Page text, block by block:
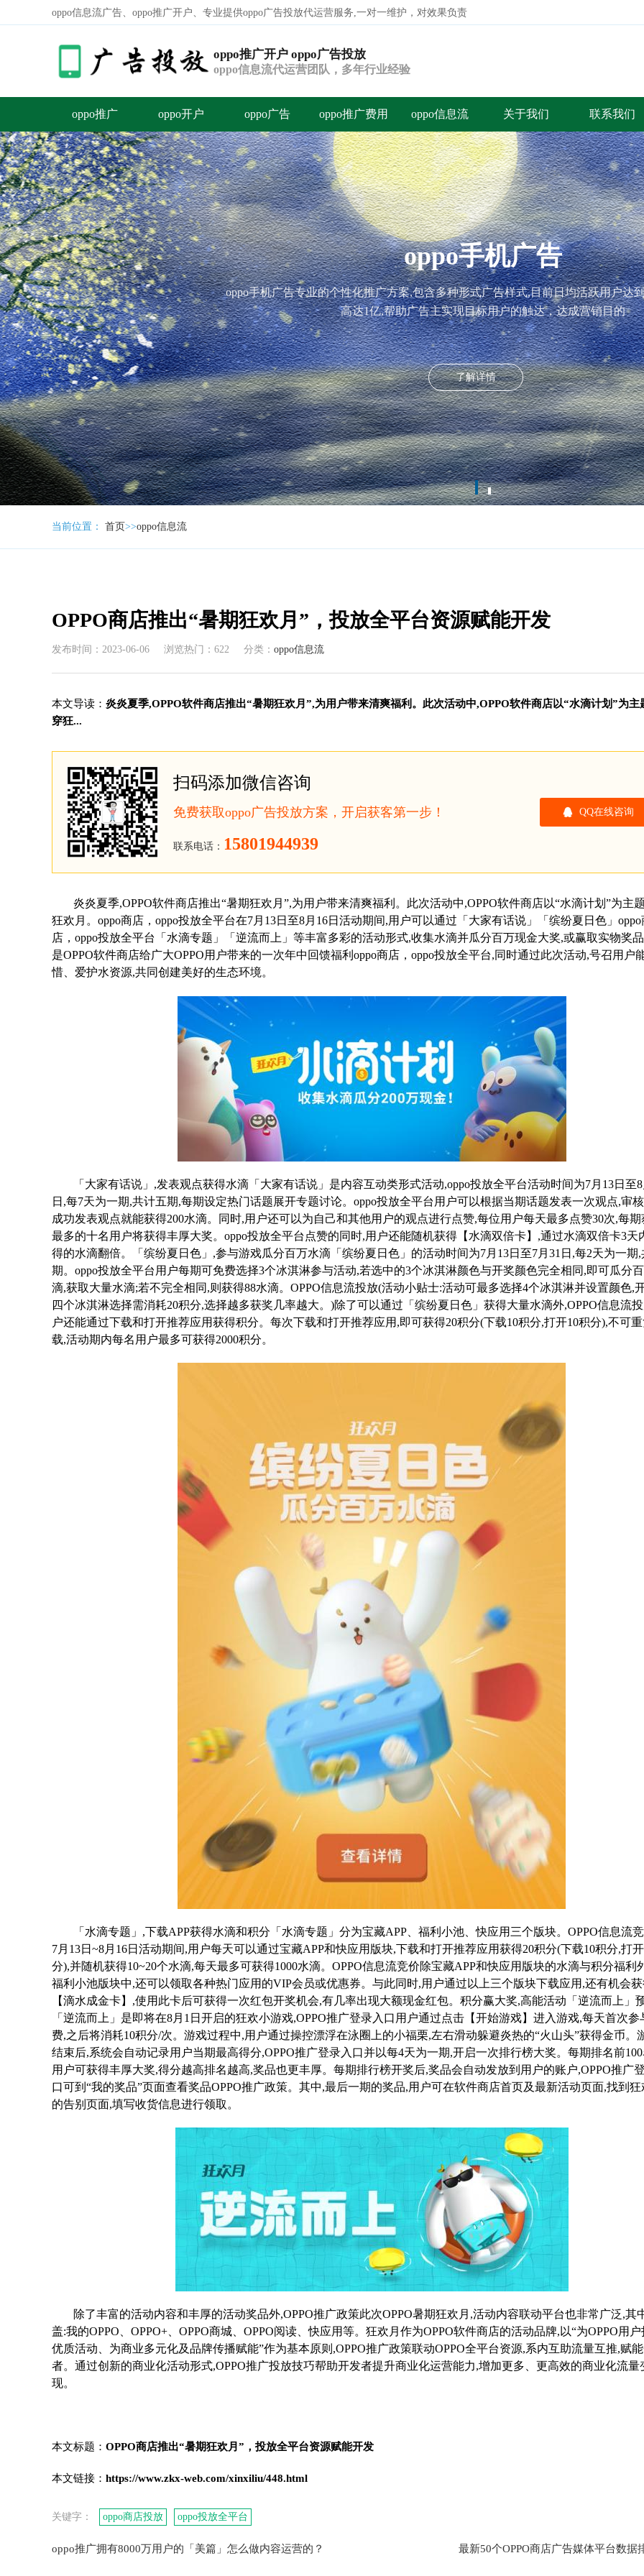
oppo信息流广告、oppo推广开户、专业提供oppo广告投放代运营服务,一对一维护，对效果负责
oppo推广开户 oppo广告投放
oppo信息流代运营团队，多年行业经验
oppo推广 oppo开户 oppo广告 oppo推广费用 oppo信息流 关于我们 联系我们
oppo手机广告
oppo手机广告专业的个性化推广方案,包含多种形式广告样式,目前日均活跃用户达
高达1亿,帮助广告主实现目标用户的触达，达成营销目的
了解详情
当前位置： 首页>>oppo信息流
源赋能开发
OPPO商店推出“暑期狂欢月”，投放全平台资源赋能开发
发布时间：2023-06-06 浏览热门：622 分类： oppo信息流
本文导读： 炎炎夏季,OPPO软件商店推出“暑期狂欢月”,为用户带来清爽福利。此次活动中,OPPO软件商店以“水滴计划”为主
穿狂...
扫码添加微信咨询
免费获取oppo广告投放方案，开启获客第一步！
联系电话： 15801944939
QQ在线咨询
炎炎夏季,OPPO软件商店推出“暑期狂欢月”,为用户带来清爽福利。 此次活动中,OPPO软件商店以“水滴计划”为主
狂欢月。oppo商店，oppo投放全平台在7月13日至8月16日活动期间,用户可以通过「大家有话说」「缤纷夏日色」oppo
店，oppo投放全平台「水滴专题」「逆流而上」等丰富多彩的活动形式,收集水滴并瓜分百万现金大奖,或赢取实物奖
是OPPO软件商店给广大OPPO用户带来的一次年中回馈福利oppo商店，oppo投放全平台,同时通过此次活动,号召用户
惜、爱护水资源,共同创建美好的生态环境。
「大家有话说」,发表观点获得水滴 「大家有话说」是内容互动类形式活动,oppo投放全平台活动时间为7月13日至
日,每7天为一期,共计五期,每期设定热门话题展开专题讨论。oppo投放全平台用户可以根据当期话题发表一次观点,审
成功发表观点就能获得200水滴。
同时,用户还可以为自己和其他用户的观点进行点赞,每位用户每天最多点赞30次,每期
最多的十名用户将获得丰厚大奖。oppo投放全平台点赞的同时,用户还能随机获得【水滴双倍卡】,通过水滴双倍卡3天
得的水滴翻倍。
「缤纷夏日色」,参与游戏瓜分百万水滴 「缤纷夏日色」的活动时间为7月13日至7月31日,每2天为一期
期。oppo投放全平台用户每期可免费选择3个冰淇淋参与活动,若选中的3个冰淇淋颜色与开奖颜色完全相同,即可瓜分
滴,获取大量水滴;若不完全相同,则获得88水滴。OPPO信息流投放(活动小贴士:活动可最多选择4个冰淇淋并设置颜色,
四个冰淇淋选择需消耗20积分,选择越多获奖几率越大。)除了可以通过「缤纷夏日色」获得大量水滴外,OPPO信息流
户还能通过下载和打开推荐应用获得积分。每次下载和打开推荐应用,即可获得20积分(下载10积分,打开10积分),不可
载,活动期内每名用户最多可获得2000积分。
「水滴专题」,下载APP获得水滴和积分 「水滴专题」分为宝藏APP、福利小池、快应用三个版块。OPPO信息流
7月13日~8月16日活动期间,用户每天可以通过宝藏APP和快应用版块,下载和打开推荐应用获得20积分(下载10积分,打
分),并随机获得10~20个水滴,每天最多可获得1000水滴。OPPO信息流竞价除宝藏APP和快应用版块的水滴与积分福利
福利小池版块中,还可以领取各种热门应用的VIP会员或优惠券。 与此同时,用户通过以上三个版块下载应用,还有机会
【滴水成金卡】,使用此卡后可获得一次红包开奖机会,有几率出现大额现金红包。 积分赢大奖,高能活动「逆流而上」
「逆流而上」是即将在8月1日开启的狂欢小游戏,OPPO推广登录入口用户通过点击【开始游戏】进入游戏,每天首次参
费,之后将消耗10积分/次。游戏过程中,用户通过操控漂浮在泳圈上的小福栗,左右滑动躲避炎热的“火山头”获得金币。
结束后,系统会自动记录用户当期最高得分,OPPO推广登录入口并以每4天为一期,开启一次排行榜大奖。每期排名前
用户可获得丰厚大奖,得分越高排名越高,奖品也更丰厚。 每期排行榜开奖后,奖品会自动发放到用户的账户,OPPO推广
口可到“我的奖品”页面查看奖品OPPO推广政策。其中,最后一期的奖品,用户可在软件商店首页及最新活动页面,找到狂
的告别页面,填写收货信息进行领取。
除了丰富的活动内容和丰厚的活动奖品外,OPPO推广政策此次OPPO暑期狂欢月,活动内容联动平台也非常广泛,其
盖:我的OPPO、OPPO+、OPPO商城、OPPO阅读、快应用等。 狂欢月作为OPPO软件商店的活动品牌,以“为OPPO用户
优质活动、为商业多元化及品牌传播赋能”作为基本原则,OPPO推广政策联动OPPO全平台资源,系内互助流量互推,赋
者。通过创新的商业化活动形式,OPPO推广投放技巧帮助开发者提升商业化运营能力,增加更多、更高效的商业化流量
现。
本文标题： OPPO商店推出“暑期狂欢月”，投放全平台资源赋能开发
本文链接： https://www.zkx-web.com/xinxiliu/448.html
关键字： oppo商店投放 oppo投放全平台
oppo推广拥有8000万用户的「美篇」怎么做内容运营的？ 最新50个OPPO商店广告媒体平台数据